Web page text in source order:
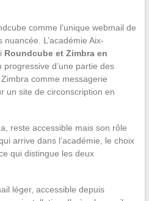
comme l’unique webmail de
nuancée. L’académie Aix-
Roundcube et Zimbra en
d’une partie des
comme messagerie
un site de circonscription en
reste accessible mais son rôle
arrive dans l’académie, le choix
qui distingue les deux
léger, accessible depuis